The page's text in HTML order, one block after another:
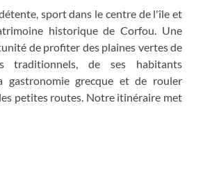
sport dans le centre de l'île et
historique de Corfou. Une
de profiter des plaines vertes de
traditionnels, de ses habitants
gastronomie grecque et de rouler
petites routes. Notre itinéraire met
un superbe panorama sur les cinq
la lagune de Korission ou le